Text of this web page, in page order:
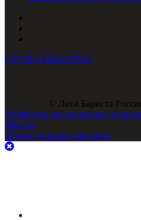
СТАТЬ СПИКЕРОМ
© Лига Бариста
Обработка персональных
Оферта
Оплата Онлайн-обучение